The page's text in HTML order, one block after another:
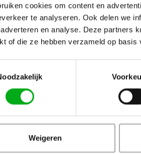
cookies om content en
te analyseren. Ook delen we
en analyse. Deze partners
of die ze hebben verzameld op
Weigeren